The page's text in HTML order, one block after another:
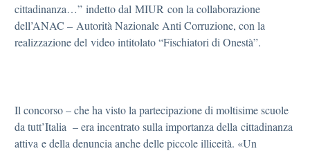
cittadinanza…” indetto dal MIUR con la collaborazione
dell’ANAC – Autorità Nazionale Anti Corruzione, con la
realizzazione del video intitolato “Fischiatori di Onestà”.
Il concorso – che ha visto la partecipazione di moltisime scuole
da tutt’Italia – era incentrato sulla importanza della cittadinanza
attiva e della denuncia anche delle piccole illiceità. «Un